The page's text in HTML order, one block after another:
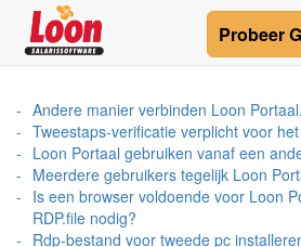
Probeer
Andere manier verbinden Loon
Tweestaps-verificatie verplicht voor
Loon Portaal gebruiken vanaf een
Meerdere gebruikers tegelijk Loon
Is een browser voldoende voor Loon
RDP.file nodig?
Rdp-bestand voor tweede pc